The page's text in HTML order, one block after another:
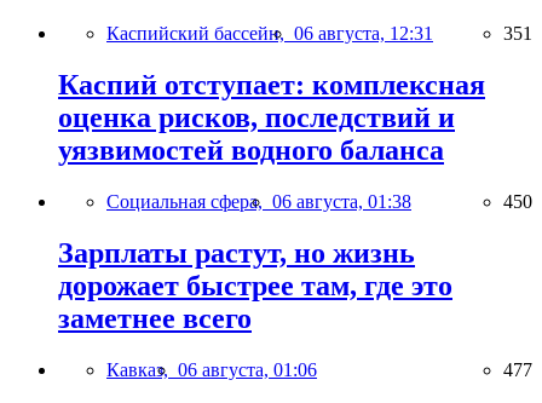
Каспийский бассейн, 06 августа, 12:31 351
Каспий отступает: комплексная
оценка рисков, последствий и
уязвимостей водного баланса
Социальная сфера, 06 августа, 01:38 450
Зарплаты растут, но жизнь
дорожает быстрее там, где это
заметнее всего
Кавказ, 06 августа, 01:06 477